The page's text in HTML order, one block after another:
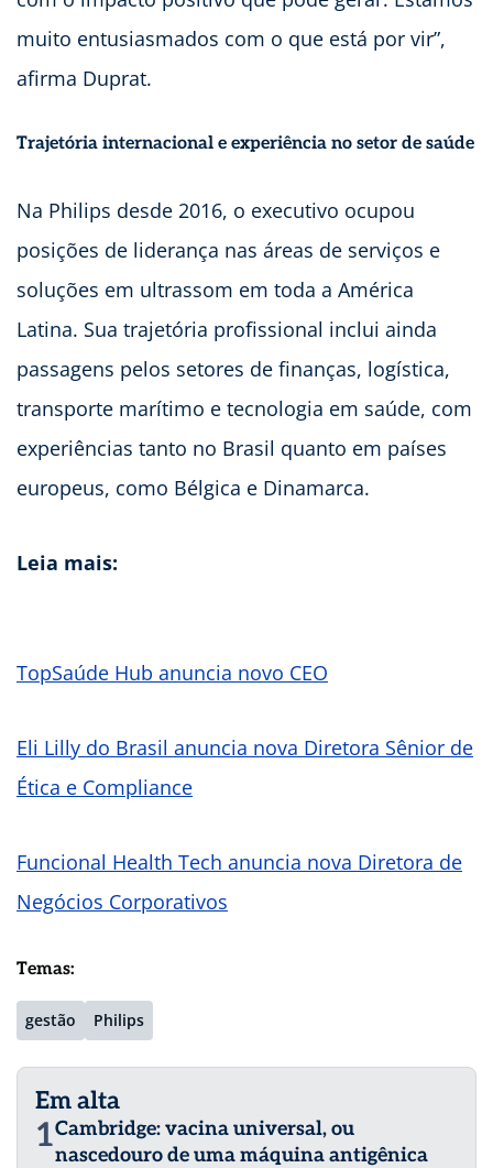
muito entusiasmados com o que está por vir”,
afirma Duprat.
Trajetória internacional e experiência no setor de saúde
Na Philips desde 2016, o executivo ocupou
posições de liderança nas áreas de serviços e
soluções em ultrassom em toda a América
Latina. Sua trajetória profissional inclui ainda
passagens pelos setores de finanças, logística,
transporte marítimo e tecnologia em saúde, com
experiências tanto no Brasil quanto em países
europeus, como Bélgica e Dinamarca.
Leia mais:
TopSaúde Hub anuncia novo CEO
Eli Lilly do Brasil anuncia nova Diretora Sênior de
Ética e Compliance
Funcional Health Tech anuncia nova Diretora de
Negócios Corporativos
Temas:
gestão Philips
Em alta
1Cambridge: vacina universal, ou
nascedouro de uma máquina antigênica